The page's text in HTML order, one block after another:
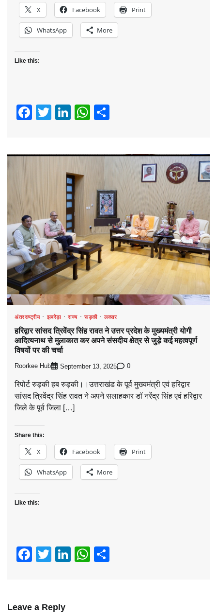
X Facebook Print
WhatsApp More
Like this:
Facebook
TwitterLinkedIn
WhatsApp
अंतरराष्ट्रीय झबरेड़ा राज्य रूड़की लक्सर
हरिद्वार सांसद त्रिवेंद्र सिंह रावत ने उत्तर प्रदेश के मुख्यमंत्री योगी
आदित्यनाथ से मुलाकात कर अपने संसदीय क्षेत्र से जुड़े कई महत्वपूर्ण
विषयों पर की चर्चा
Roorkee Hub September 13, 2025 0
रिपोर्ट रुड़की हब रुड़की।।उत्तराखंड के पूर्व मुख्यमंत्री एवं हरिद्वार
सांसद त्रिवेंद्र सिंह रावत ने अपने सलाहकार डॉ नरेंद्र सिंह एवं हरिद्वार
जिले के पूर्व जिला […]
Share this:
X Facebook Print
WhatsApp More
Like this:
Facebook
TwitterLinkedIn
WhatsApp
Leave a Reply